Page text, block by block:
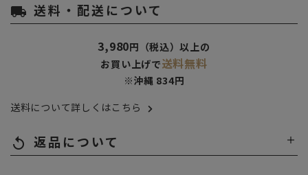
local_shipping 送料・配送について
3,980円（税込）以上の
お買い上げで送料無料
※沖縄 834円
送料について詳しくはこちら
replay 返品について